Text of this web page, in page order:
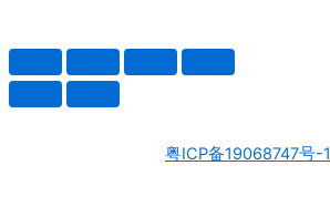
粤ICP备19068747号-1